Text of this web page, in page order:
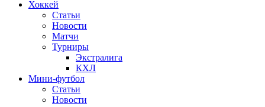
Хоккей
Статьи
Новости
Матчи
Турниры
Экстралига
КХЛ
Мини-футбол
Статьи
Новости